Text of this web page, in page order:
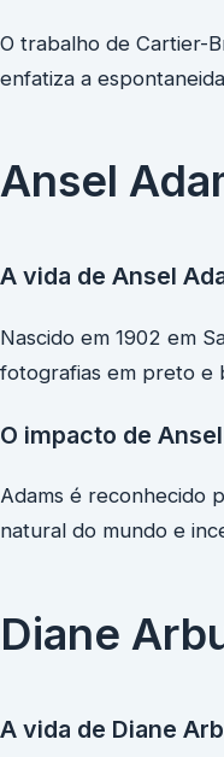
O trabalho de Cartier-
enfatiza a
Ansel
A vida de Ansel
Nascido em 1902 em
fotografias em preto e
O impacto de
Adams é reconhecido
natural do mundo e
Diane
A vida de Diane